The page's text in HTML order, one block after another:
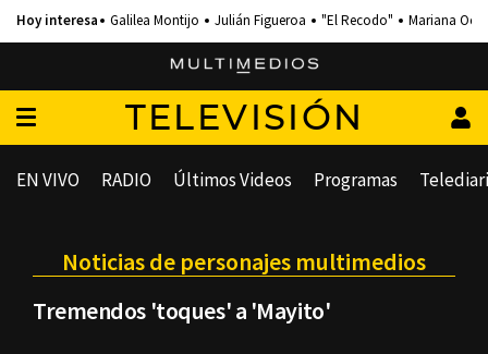
Galilea Montijo Julián Figueroa "El Recodo" Mariana
TELEVISIÓN
EN VIVO RADIO Últimos Videos Programas
Noticias de personajes multimedios
Tremendos 'toques' a 'Mayito'